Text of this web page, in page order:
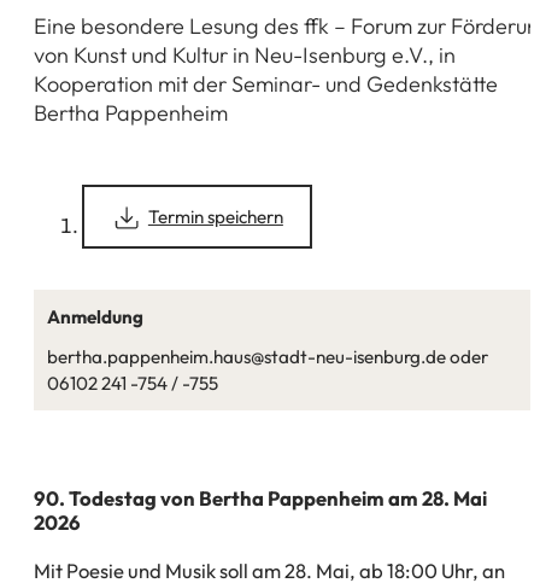
Eine besondere Lesung des ffk – Forum zur
von Kunst und Kultur in Neu-Isenburg e.V., in
Kooperation mit der Seminar- und Gedenkstätte
Bertha Pappenheim
Termin speichern
(Öffnet
Tab)
Anmeldung
bertha.pappenheim.haus@stadt-neu-isenburg.de oder
06102 241 -754 / -755
90. Todestag von Bertha Pappenheim am 28. Mai
2026
Mit Poesie und Musik soll am 28. Mai, ab 18:00 Uhr, an